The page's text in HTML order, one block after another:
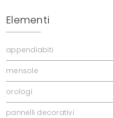
Elementi
appendiabiti
mensole
orologi
pannelli decorativi